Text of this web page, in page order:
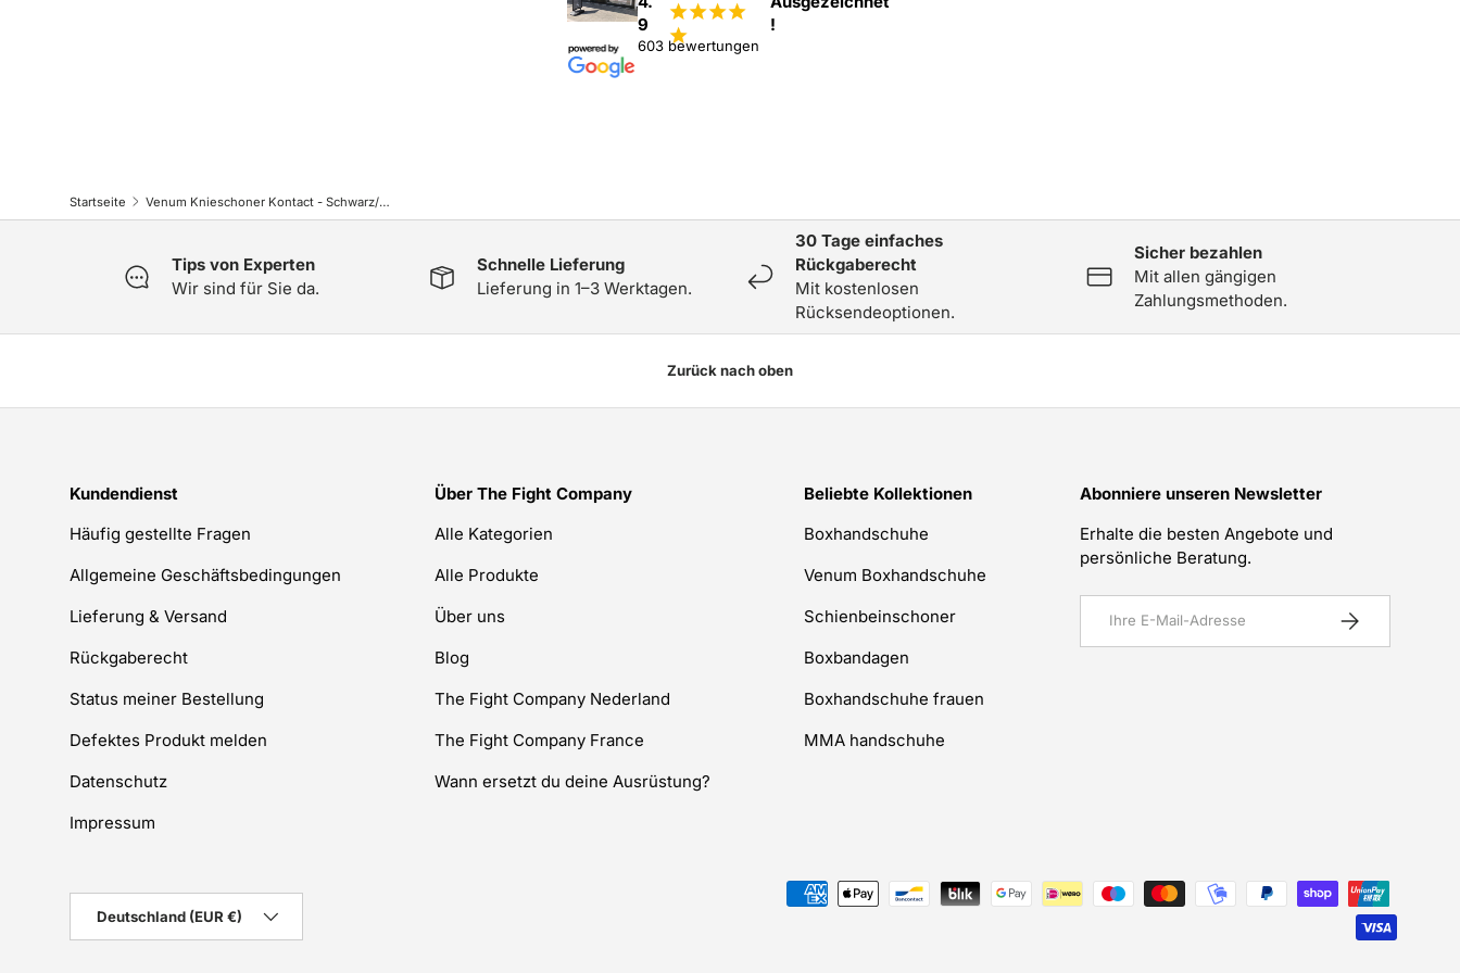
9
¡¡¡¡
¡
!
603 bewertungen
Startseite Venum Knieschoner Kontact - Schwarz/Weiss
Tips von Experten
Wir sind für Sie da.
Schnelle Lieferung
Lieferung in 1–3 Werktagen.
30 Tage einfaches
Rückgaberecht
Mit kostenlosen
Rücksendeoptionen.
Sicher bezahlen
Mit allen gängigen
Zahlungsmethoden.
Zurück nach oben
Kundendienst
Häufig gestellte Fragen
Allgemeine Geschäftsbedingungen
Lieferung & Versand
Rückgaberecht
Status meiner Bestellung
Defektes Produkt melden
Datenschutz
Impressum
Über The Fight Company
Alle Kategorien
Alle Produkte
Über uns
Blog
The Fight Company Nederland
The Fight Company France
Wann ersetzt du deine Ausrüstung?
Beliebte Kollektionen
Boxhandschuhe
Venum Boxhandschuhe
Schienbeinschoner
Boxbandagen
Boxhandschuhe frauen
MMA handschuhe
Abonniere unseren Newsletter
Erhalte die besten Angebote und
persönliche Beratung.
Abonnieren
Zahlungsmethoden
Deutschland (EUR €)